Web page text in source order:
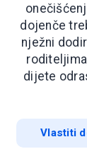
dojenče
nježni
dijete
Vlastiti